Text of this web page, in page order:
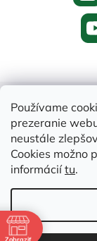
Používame
prezeranie
neustále
Cookies možno
informáciítu.
Copyright 2026
Zobraziť